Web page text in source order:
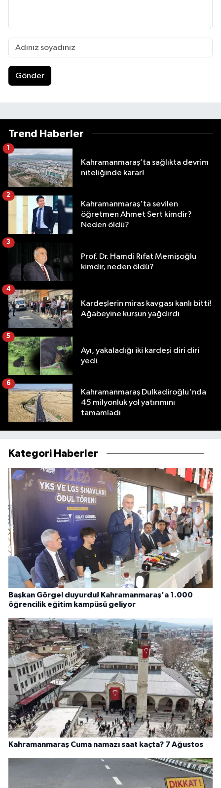
Gönder
Trend Haberler
Kahramanmaraş’ta sağlıkta devrim
niteliğinde karar!
1
Kahramanmaraş'ta sevilen
öğretmen Ahmet Sert kimdir?
Neden öldü?
2
Prof. Dr. Hamdi Rıfat Memişoğlu
kimdir, neden öldü?
3
Kardeşlerin miras kavgası kanlı bitti!
Ağabeyine kurşun yağdırdı
4
Ayı, yakaladığı iki kardeşi diri diri
yedi
5
Kahramanmaraş Dulkadiroğlu'nda
45 milyonluk yol yatırımını
tamamladı
6
Kategori Haberler
Başkan Görgel duyurdu! Kahramanmaraş'a 1.000
öğrencilik eğitim kampüsü geliyor
Kahramanmaraş Cuma namazı saat kaçta? 7 Ağustos